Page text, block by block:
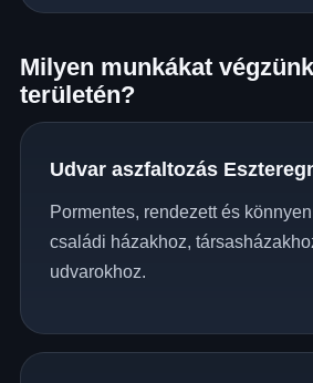
Milyen munkákat
területén?
Udvar aszfaltozás
Pormentes, rendezett és
családi házakhoz,
udvarokhoz.